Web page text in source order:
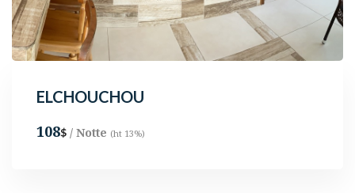
ELCHOUCHOU
108$ / Notte (ht 13%)